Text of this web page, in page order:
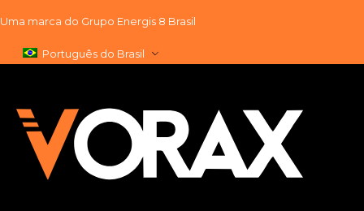
para
Uma marca do Grupo Energis 8 Brasil
Português do Brasil